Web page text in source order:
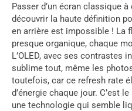
Passer d’un écran classique
découvrir la haute définition
en arrière est impossible ! La
presque organique, chaque
L’OLED, avec ses contrastes
sublime tout, même les
toutefois, car ce refresh rate
d’énergie chaque jour. C’est
une technologie qui semble